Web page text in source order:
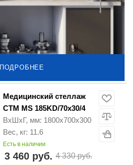
ПОДРОБНЕЕ
Медицинский стеллаж
СТМ MS 185KD/70х30/4
ВхШхГ, мм: 1800х700х300
Вес, кг: 11.6
Есть в наличии
3 460 руб. 4 330 руб.